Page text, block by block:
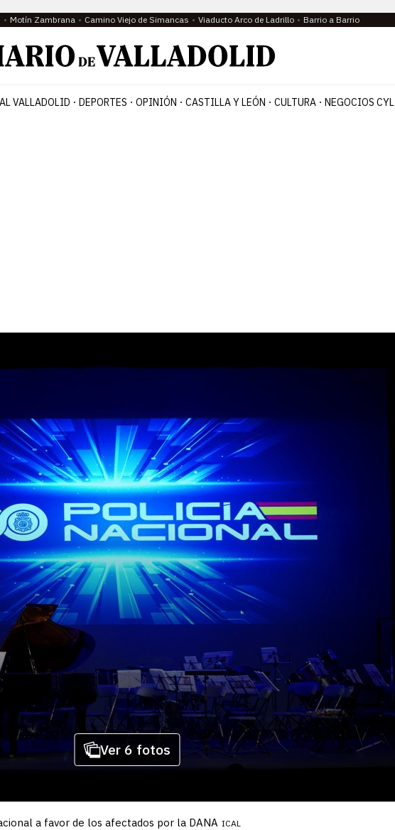
Motín Zambrana Camino Viejo de Simancas Viaducto Arco de Ladrillo Barrio a Barrio
VALLADOLID DEPORTES OPINIÓN CASTILLA Y LEÓN CULTURA NEGOCIOS CYL
Ver 6 fotos
a favor de los afectados por la DANA ICAL